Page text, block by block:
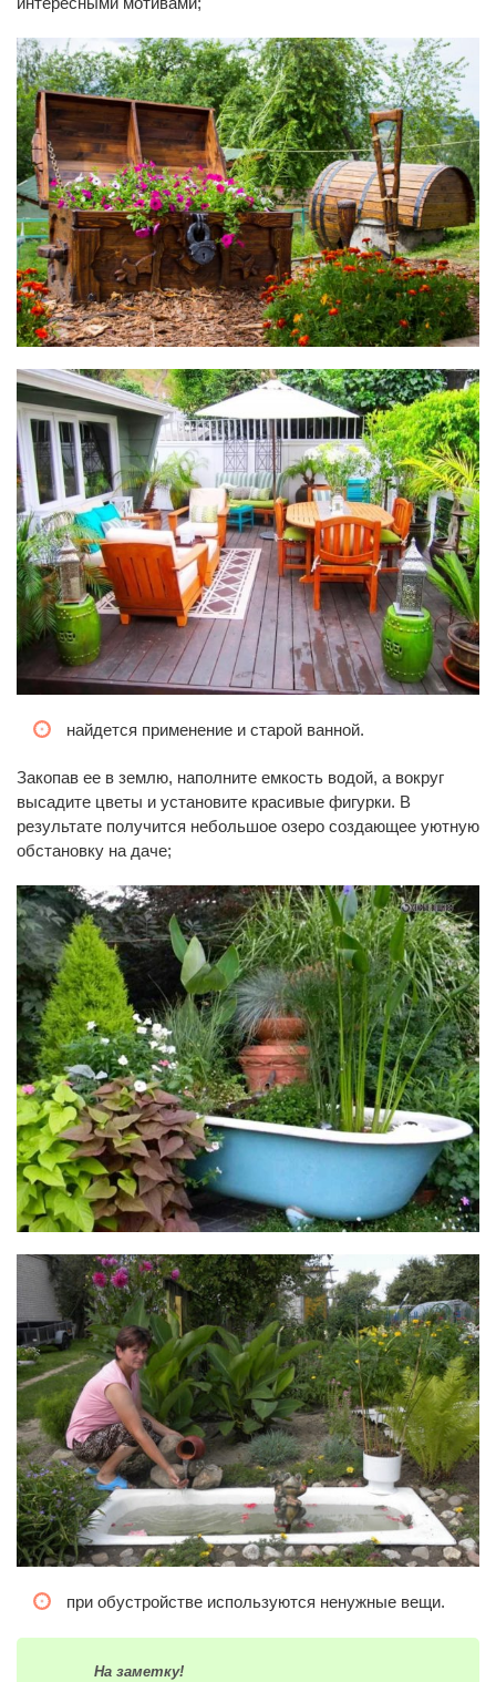
найдется применение и старой ванной.
Закопав ее в землю, наполните емкость водой, а вокруг
высадите цветы и установите красивые фигурки. В
результате получится небольшое озеро создающее уютную
обстановку на даче;
при обустройстве используются ненужные вещи.
На заметку!